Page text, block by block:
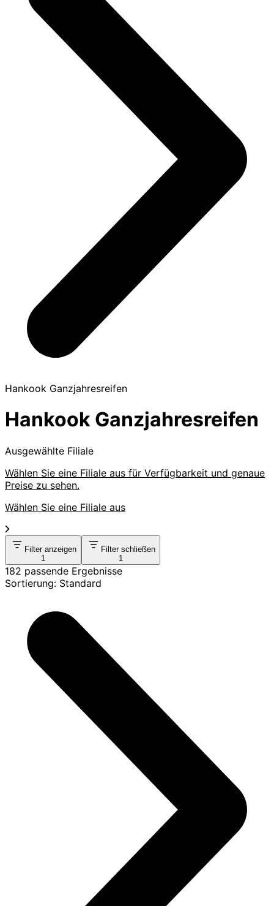
Hankook Ganzjahresreifen
Hankook Ganzjahresreifen
Ausgewählte Filiale
Wählen Sie eine Filiale aus für Verfügbarkeit und genaue
Preise zu sehen.
Wählen Sie eine Filiale aus
Filter anzeigen
1
Filter schließen
1
182 passende Ergebnisse
Sortierung: Standard